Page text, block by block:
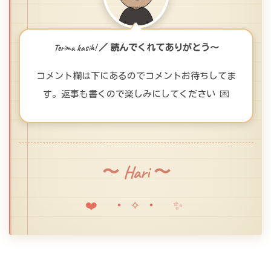
Terima kasih! ／ 読んでくれてありがとう〜
コメント欄は下にあるのでコメントお待ちしてま
す。返事も書くので楽しみにしてください 💌
〜 Hari 〜
❤️ ・✧・ ✨